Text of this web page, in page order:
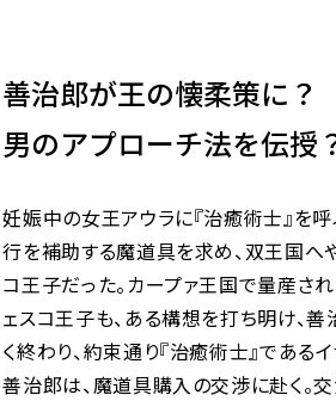
善治郎が王の懐柔策に
男のアプローチ法を伝授
妊娠中の女王アウラに『治癒術士』を
行を補助する魔道具を求め、双王国へ
コ王子だった。カープァ王国で量産され
ェスコ王子も、ある構想を打ち明け、
く終わり、約束通り『治癒術士』であ
善治郎は、魔道具購入の交渉に赴く。